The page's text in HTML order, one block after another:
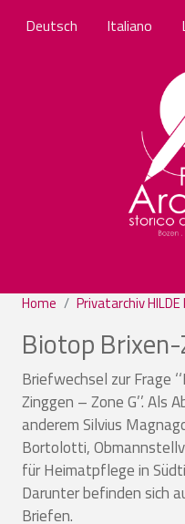
Deutsch Italiano
Home Privatarchiv HILDE
Biotop
Briefwechsel zur Frage
Zinggen – Zone G’’. Als
anderem Silvius
Bortolotti,
für Heimatpflege in
Darunter befinden sich
Briefen.